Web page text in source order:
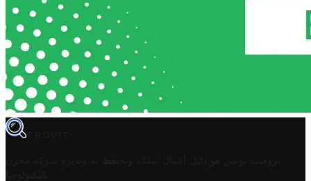
TROVIT
تروفيت تونس هو دليل أعمال تملكه وتحتفظ به وتديره
شركة مخزن
التكنولوجيا